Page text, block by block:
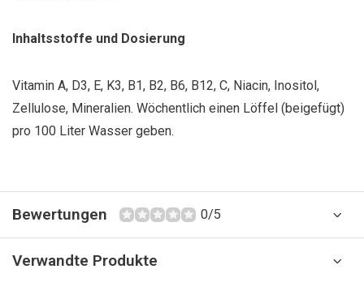
Inhaltsstoffe und Dosierung
Vitamin A, D3, E, K3, B1, B2, B6, B12, C, Niacin, Inositol,
Zellulose, Mineralien. Wöchentlich einen Löffel (beigefügt)
pro 100 Liter Wasser geben.
Bewertungen 0/5
Verwandte Produkte